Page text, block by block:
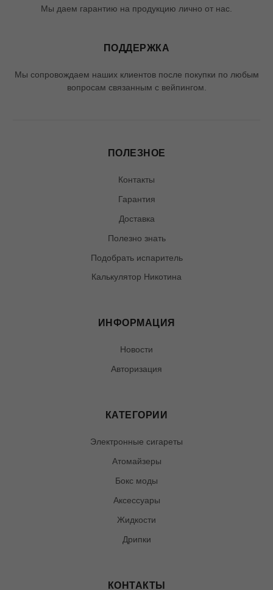
Мы даем гарантию на продукцию лично от нас.
ПОДДЕРЖКА
Мы сопровождаем наших клиентов после покупки по любым
вопросам связанным с вейпингом.
ПОЛЕЗНОЕ
Контакты
Гарантия
Доставка
Полезно знать
Подобрать испаритель
Калькулятор Никотина
ИНФОРМАЦИЯ
Новости
Авторизация
КАТЕГОРИИ
Электронные сигареты
Атомайзеры
Бокс моды
Аксессуары
Жидкости
Дрипки
КОНТАКТЫ